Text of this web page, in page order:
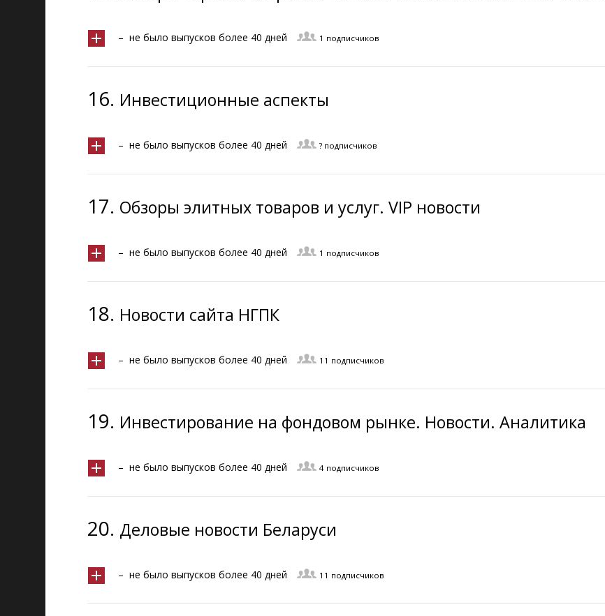
– не было выпусков более 40 дней 1 подписчиков
16. Инвестиционные аспекты
– не было выпусков более 40 дней ? подписчиков
17. Обзоры элитных товаров и услуг. VIP новости
– не было выпусков более 40 дней 1 подписчиков
18. Новости сайта НГПК
– не было выпусков более 40 дней 11 подписчиков
19. Инвестирование на фондовом рынке. Новости. Аналитика
– не было выпусков более 40 дней 4 подписчиков
20. Деловые новости Беларуси
– не было выпусков более 40 дней 11 подписчиков